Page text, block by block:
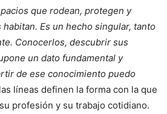
que rodean, protegen y
Es un hecho singular, tanto
Conocerlos, descubrir sus
un dato fundamental y
de ese conocimiento puedo
líneas definen la forma con la que
profesión y su trabajo cotidiano.